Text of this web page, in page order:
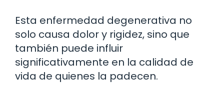
Esta enfermedad degenerativa no
solo causa dolor y rigidez, sino que
también puede influir
significativamente en la calidad de
vida de quienes la padecen.